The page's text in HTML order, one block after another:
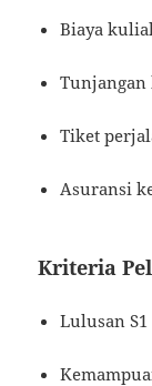
Biaya
Tunjangan
Tiket
Asuransi
Kriteria
Lulusan S1